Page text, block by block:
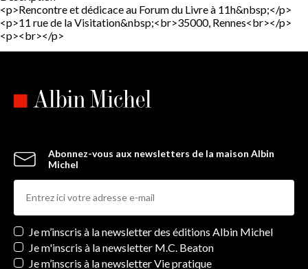
<p>Rencontre et dédicace au Forum du Livre à 11h&nbsp;</p>
<p>11 rue de la Visitation&nbsp;<br>35000, Rennes<br></p>
<p><br></p>
Abonnez-vous aux newsletters de la maison Albin
Michel
Newsletters
Je m’inscris à la newsletter des éditions Albin Michel
Je m'inscris à la newsletter M.C. Beaton
Je m’inscris à la newsletter Vie pratique